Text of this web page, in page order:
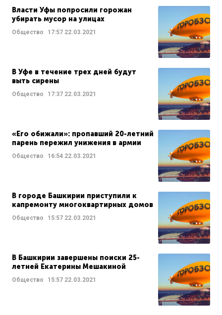
Власти Уфы попросили горожан
убирать мусор на улицах
Общество 17:57 22.03.2021
В Уфе в течение трех дней будут
выть сирены
Общество 17:37 22.03.2021
«Его обижали»: пропавший 20-летний
парень пережил унижения в армии
Общество 16:54 22.03.2021
В городе Башкирии приступили к
капремонту многоквартирных домов
Общество 15:57 22.03.2021
В Башкирии завершены поиски 25-
летней Екатерины Мешакиной
Общество 15:57 22.03.2021